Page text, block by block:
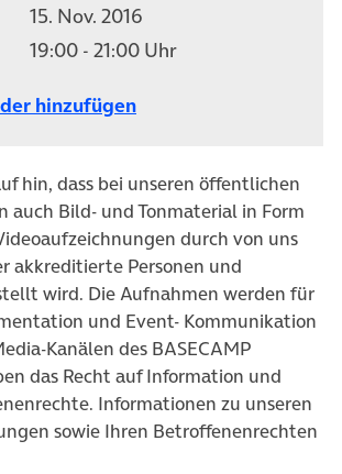
15. Nov. 2016
19:00 - 21:00 Uhr
hinzufügen
hin, dass bei unseren öffentlichen
auch Bild- und Tonmaterial in Form
durch von uns
akkreditierte Personen und
wird. Die Aufnahmen werden für
und Event- Kommunikation
Kanälen des BASECAMP
das Recht auf Information und
Informationen zu unseren
sowie Ihren Betroffenenrechten